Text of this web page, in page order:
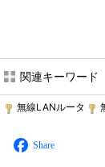
関連キーワード
無線LANルータ
Share